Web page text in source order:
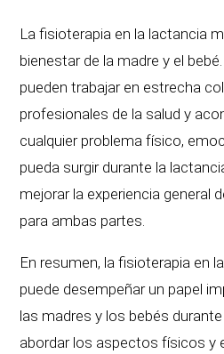
La fisioterapia en la lactancia
bienestar de la madre y el
pueden trabajar en estrecha
profesionales de la salud y
cualquier problema físico,
pueda surgir durante la
mejorar la experiencia general
para ambas partes.
En resumen, la fisioterapia en
puede desempeñar un papel
las madres y los bebés
abordar los aspectos físicos y